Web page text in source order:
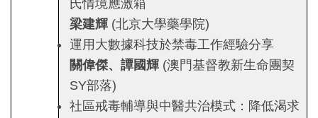
氏情境應激箱
梁建輝 (北京大學藥學院)
運用大數據科技於禁毒工作經驗分享
關偉傑、譚國輝 (澳門基督教新生命團契
SY部落)
社區戒毒輔導與中醫共治模式：降低渴求